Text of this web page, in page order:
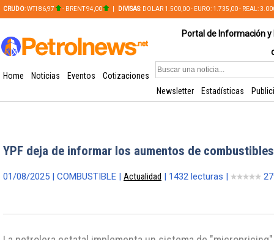
CRUDO: WTI 86,97 - BRENT 94,00 DIVISAS: DOLAR 1.500,00 - EURO: 1.735,00 - REAL:
Portal de Información
Home Noticias Eventos
Cotizaciones
Newsletter
Estadísticas
YPF deja de informar los aumentos de combustibles
01/08/2025 | COMBUSTIBLE | Actualidad | 1432 lecturas |